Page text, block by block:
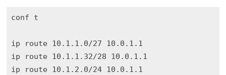
conf t
ip route 10.1.1.0/27 10.0.1.1
ip route 10.1.1.32/28 10.0.1.1
ip route 10.1.2.0/24 10.0.1.1